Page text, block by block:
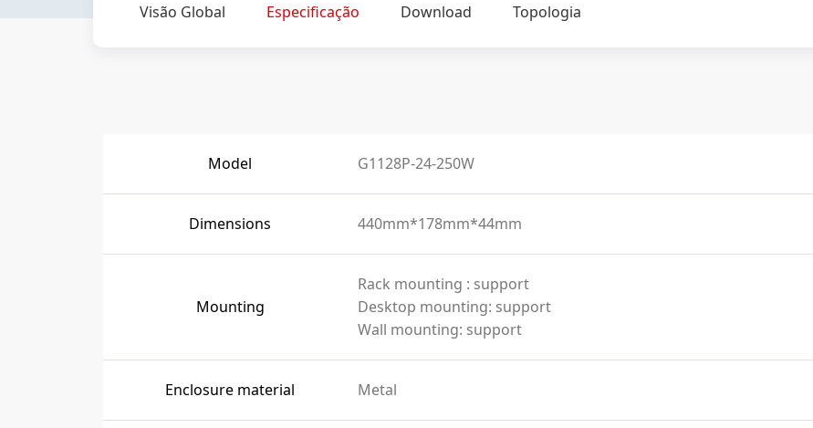
Visão Global Especificação Download Topologia
Model G1128P-24-250W
Dimensions 440mm*178mm*44mm
Mounting
Rack mounting : support
Desktop mounting: support
Wall mounting: support
Enclosure material Metal